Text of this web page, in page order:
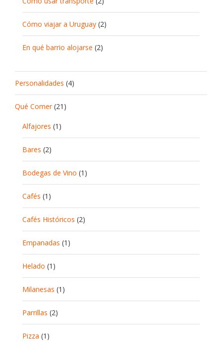
Cómo viajar a Uruguay (2)
En qué barrio alojarse (2)
Personalidades (4)
Qué Comer(21)
Alfajores (1)
Bares (2)
Bodegas de Vino (1)
Cafés (1)
Cafés Históricos (2)
Empanadas (1)
Helado (1)
Milanesas (1)
Parrillas (2)
Pizza (1)